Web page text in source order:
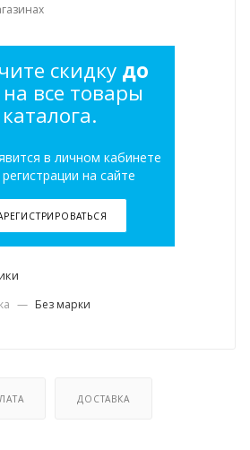
скидку до
на все товары
каталога.
в личном кабинете
на сайте
— Без марки
ДОСТАВКА